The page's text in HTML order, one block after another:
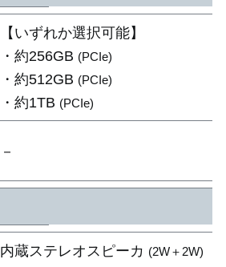
【いずれか選択可能】
・約256GB (PCIe)
・約512GB (PCIe)
・約1TB (PCIe)
－
内蔵ステレオスピーカ (2W＋2W)